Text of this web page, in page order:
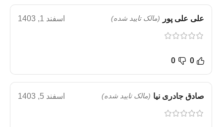
علی علی پور (مالک تایید شده) اسفند 1, 1403
0
0
صادق جادری نیا (مالک تایید شده) اسفند 5, 1403